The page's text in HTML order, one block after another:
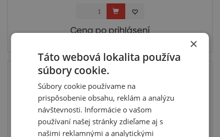
Cena po prihlásení
×
Táto webová lokalita používa
súbory cookie.
Súbory cookie používame na
prispôsobenie obsahu, reklám a analýzu
návštevnosti. Informácie o vašom
používaní našej stránky zdieľame aj s
našimi reklamnými a analytickými